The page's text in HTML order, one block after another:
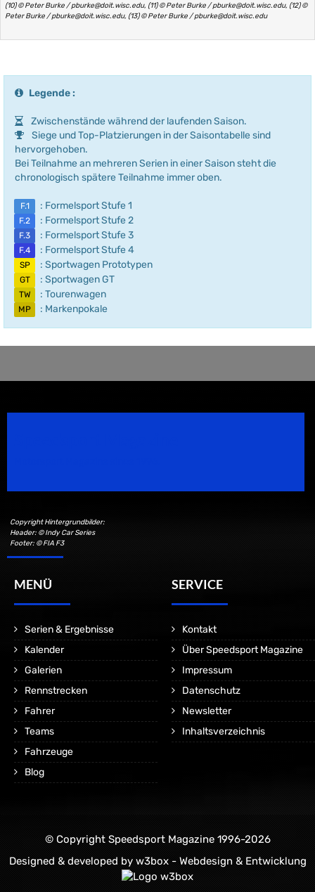
(10) © Peter Burke / pburke@doit.wisc.edu, (11) © Peter Burke / pburke@doit.wisc.edu, (12) ©
Peter Burke / pburke@doit.wisc.edu, (13) © Peter Burke / pburke@doit.wisc.edu
Legende :
Zwischenstände während der laufenden Saison.
Siege und Top-Platzierungen in der Saisontabelle sind
hervorgehoben.
Bei Teilnahme an mehreren Serien in einer Saison steht die
chronologisch spätere Teilnahme immer oben.
F.1 : Formelsport Stufe 1
F.2 : Formelsport Stufe 2
F.3 : Formelsport Stufe 3
F.4 : Formelsport Stufe 4
SP : Sportwagen Prototypen
GT : Sportwagen GT
TW : Tourenwagen
MP : Markenpokale
Copyright Hintergrundbilder:
Header: © Indy Car Series
Footer: © FIA F3
MENÜ
Serien & Ergebnisse
Kalender
Galerien
Rennstrecken
Fahrer
Teams
Fahrzeuge
Blog
SERVICE
Kontakt
Über Speedsport Magazine
Impressum
Datenschutz
Newsletter
Inhaltsverzeichnis
© Copyright Speedsport Magazine 1996-2026
Designed & developed by w3box - Webdesign & Entwicklung